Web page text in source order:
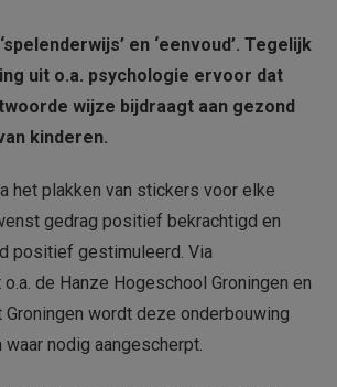
en ‘eenvoud’. Tegelijk
uit o.a. psychologie ervoor dat
wijze bijdraagt aan gezond
kinderen.
het plakken van stickers voor elke
gedrag positief bekrachtigd en
positief gestimuleerd. Via
de Hanze Hogeschool Groningen en
wordt deze onderbouwing
nodig aangescherpt.